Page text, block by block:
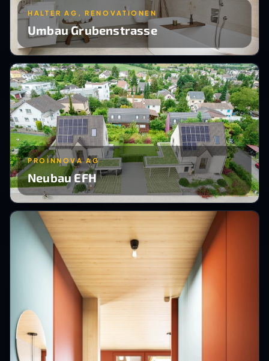
HALTER AG, RENOVATIONEN
Umbau Grubenstrasse
PROINNOVA AG
Neubau EFH